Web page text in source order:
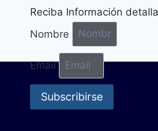
Reciba Información
Nombre
Email
Subscribirse